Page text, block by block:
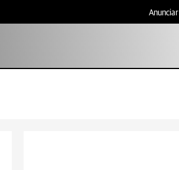
Anunciar